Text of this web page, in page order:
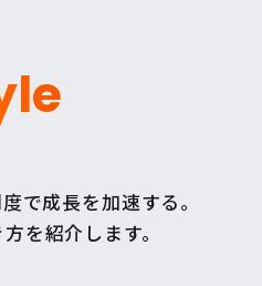
で成長を加速する。
を紹介します。